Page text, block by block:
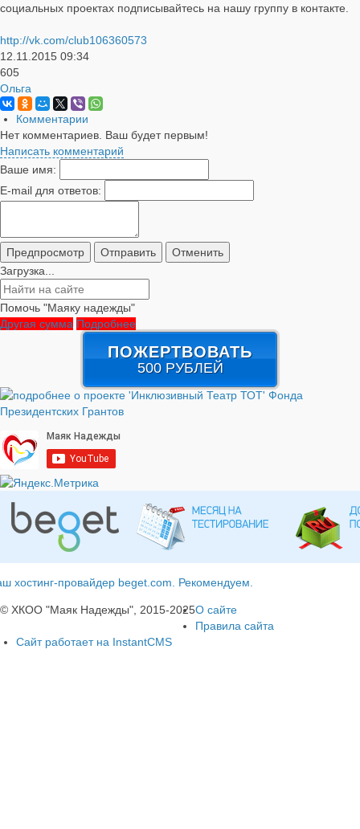
социальных проектах подписывайтесь на нашу группу в контакте.
http://vk.com/club106360573
12.11.2015 09:34
605
Ольга
Комментарии
Нет комментариев. Ваш будет первым!
Написать комментарий
Ваше имя:
E-mail для ответов:
Загрузка...
Помочь "Маяку надежды"
Другая сумма Подробнее
ПОЖЕРТВОВАТЬ
500 РУБЛЕЙ
хостинг-провайдер beget.com. Рекомендуем.
© ХКОО "Маяк Надежды", 2015-2025О сайте
Правила сайта
Сайт работает на InstantCMS